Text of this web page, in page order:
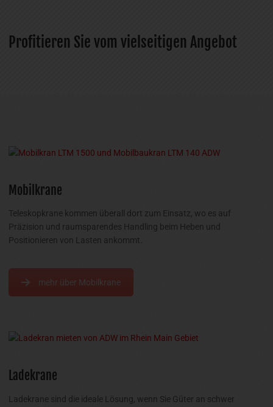
Profitieren Sie vom vielseitigen Angebot
Mobilkrane
Teleskopkrane kommen überall dort zum Einsatz, wo es auf
Präzision und raumsparendes Handling beim Heben und
Positionieren von Lasten ankommt.
mehr über Mobilkrane
Ladekrane
Ladekrane sind die ideale Lösung, wenn Sie Güter an schwer